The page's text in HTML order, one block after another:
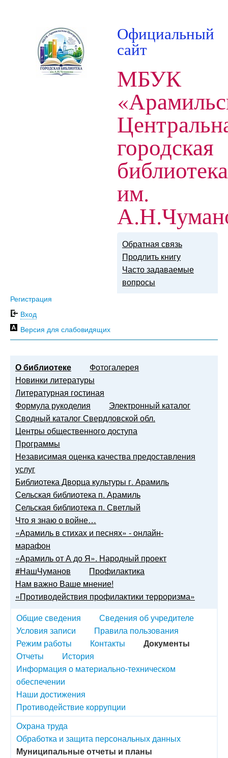
Официальный
сайт
МБУК
городская
библиотека
им.
Обратная связь
Продлить книгу
Часто задаваемые
вопросы
Регистрация
Вход
Версия для слабовидящих
О библиотеке
Фотогалерея
Новинки литературы
Литературная гостиная
Формула рукоделия
Электронный каталог
Сводный каталог Свердловской обл.
Центры общественного доступа
Программы
Независимая оценка качества предоставления
услуг
Библиотека Дворца культуры г. Арамиль
Сельская библиотека п. Арамиль
Сельская библиотека п. Светлый
Что я знаю о войне…
«Арамиль в стихах и песнях» - онлайн-
марафон
«Арамиль от А до Я». Народный проект
#НашЧуманов
Профилактика
Нам важно Ваше мнение!
«Противодействия профилактики терроризма»
Общие сведения
Сведения об учредителе
Условия записи
Правила пользования
Режим работы
Контакты
Документы
Отчеты
История
Информация о материально-техническом
обеспечении
Наши достижения
Противодействие коррупции
Охрана труда
Обработка и защита персональных данных
Муниципальные отчеты и планы